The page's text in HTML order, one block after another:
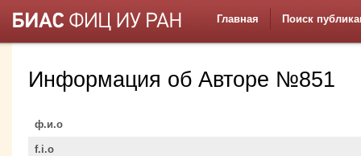
Главная Поиск
Информация об Авторе №851
ф.и.о
f.i.o